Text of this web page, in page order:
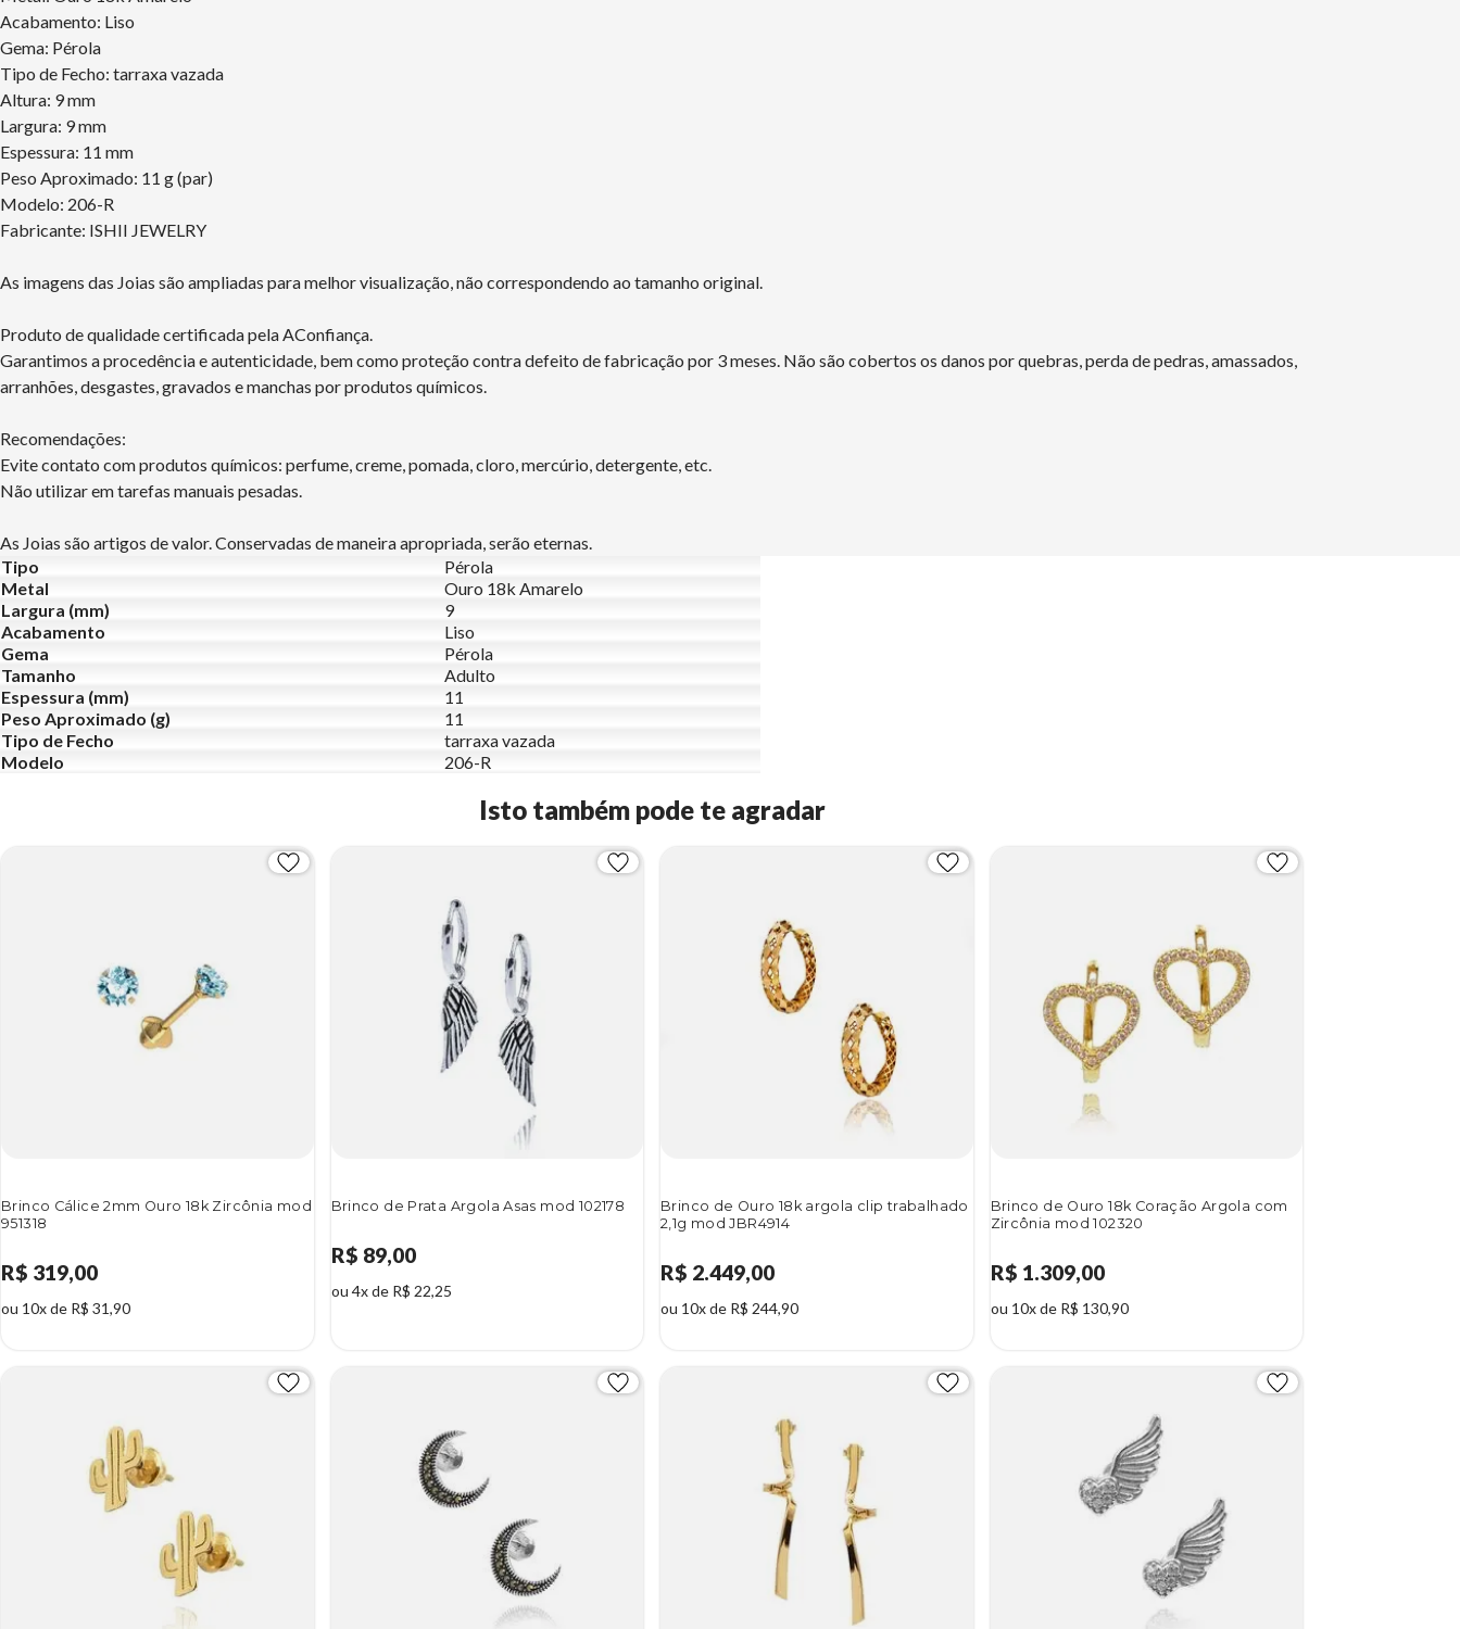
Acabamento: Liso
Gema: Pérola
Tipo de Fecho: tarraxa vazada
Altura: 9 mm
Largura: 9 mm
Espessura: 11 mm
Peso Aproximado: 11 g (par)
Modelo: 206-R
Fabricante: ISHII JEWELRY
As imagens das Joias são ampliadas para melhor visualização, não correspondendo ao tamanho original.
Produto de qualidade certificada pela AConfiança.
Garantimos a procedência e autenticidade, bem como proteção contra defeito de fabricação por 3 meses. Não são cobertos os danos por quebras, perda de pedras, amassados,
arranhões, desgastes, gravados e manchas por produtos químicos.
Recomendações:
Evite contato com produtos químicos: perfume, creme, pomada, cloro, mercúrio, detergente, etc.
Não utilizar em tarefas manuais pesadas.
As Joias são artigos de valor. Conservadas de maneira apropriada, serão eternas.
Tipo
Pérola
Metal
Ouro 18k Amarelo
Largura (mm)
9
Acabamento
Liso
Gema
Pérola
Tamanho
Adulto
Espessura (mm)
11
Peso Aproximado (g)
11
Tipo de Fecho
tarraxa vazada
Modelo
206-R
Isto também pode te agradar
Brinco Cálice 2mm Ouro 18k Zircônia mod
951318
R$ 319,00
ou 10x de R$ 31,90
Brinco de Prata Argola Asas mod 102178
R$ 89,00
ou 4x de R$ 22,25
Brinco de Ouro 18k argola clip trabalhado
2,1g mod JBR4914
R$ 2.449,00
ou 10x de R$ 244,90
Brinco de Ouro 18k Coração Argola com
Zircônia mod 102320
R$ 1.309,00
ou 10x de R$ 130,90